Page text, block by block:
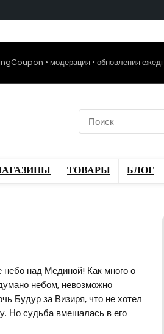
• модерация • обновления
ТОВАРЫ БЛОГ
над Мединой! Как много о
небом, невозможно
Будур за Визиря, что не хотел
Но судьба вмешалась в его